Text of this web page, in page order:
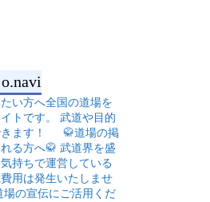
い方へ全国の道場を
トです。
武道や目的
ます！
🥋道場の掲
る方へ🥋 武道界を盛
持ちで運営している
用は発生いたしませ
場の宣伝にご活用くだ